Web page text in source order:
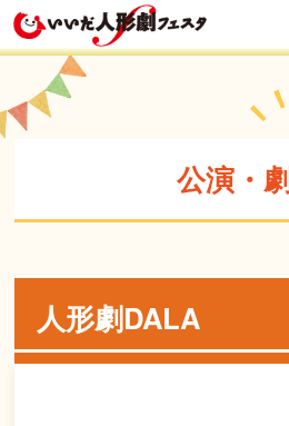
公演・
人形劇DALA